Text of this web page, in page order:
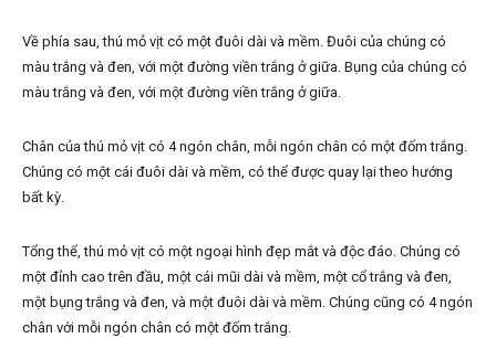
Về phía sau, thú mỏ vịt có một đuôi dài và mềm. Đuôi của chúng có
màu trắng và đen, với một đường viền trắng ở giữa. Bụng của chúng có
màu trắng và đen, với một đường viền trắng ở giữa.
Chân của thú mỏ vịt có 4 ngón chân, mỗi ngón chân có một đốm trắng.
Chúng có một cái đuôi dài và mềm, có thể được quay lại theo hướng
bất kỳ.
Tổng thể, thú mỏ vịt có một ngoại hình đẹp mắt và độc đáo. Chúng có
một đỉnh cao trên đầu, một cái mũi dài và mềm, một cổ trắng và đen,
một bụng trắng và đen, và một đuôi dài và mềm. Chúng cũng có 4 ngón
chân với mỗi ngón chân có một đốm trắng.